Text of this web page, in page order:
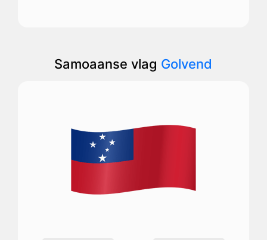
Samoaanse vlag Golvend